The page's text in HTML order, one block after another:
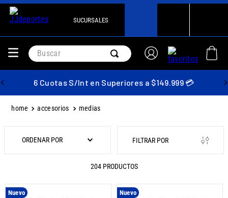
SUCURSALES
Buscar
6 Cuotas S/Int en Superiores a $149.999 💳
accesorios medias
ORDENAR POR
204 PRODUCTOS
Nuevo Nuevo